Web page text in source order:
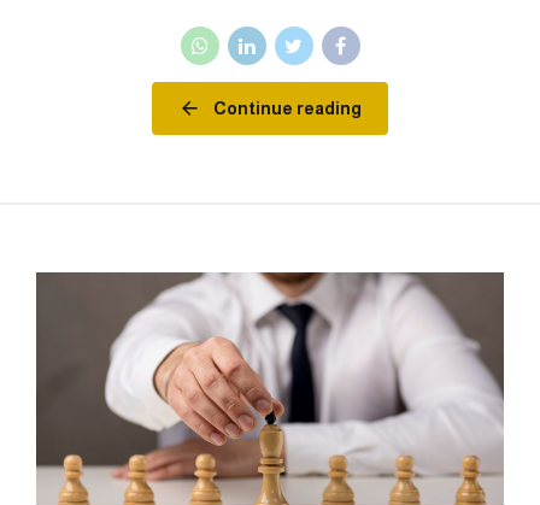
Continue reading